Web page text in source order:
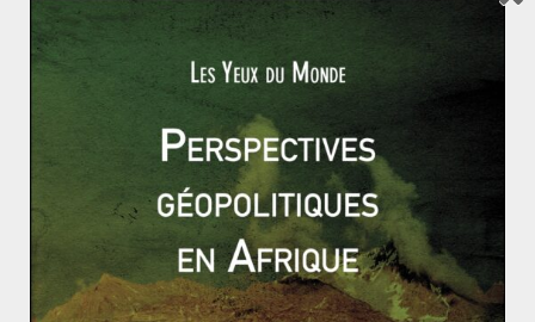
désormais en pleine expansion. À partir de mai 2014, la
Russie devrait livrer, pour une période de 30 ans, 38
milliards de m3 de gaz à la Chine. Cette capacité serait
portée à 60 milliards de m3 en 2018.
La quête chinoise de ressources peut être source de
tensions. Elles peuvent être diplomatiques comme
autour de l’accès aux immenses ressources d’Arctique,
ou militaires comme dans le cas des îles
Senkakou/Diaoyu. La province autonome chinoise du
Xinjiang apparaît également comme une zone de